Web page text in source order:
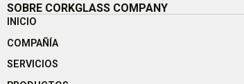
SOBRE CORKGLASS COMPANY
INICIO
COMPAÑÍA
SERVICIOS